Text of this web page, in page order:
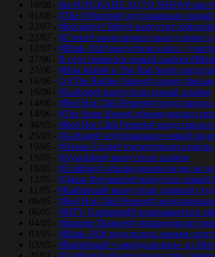
10/08 - На #UPGRADE AUTO SHOW#
01/08 - #The Offspring# опубликовали новый
22/07 - #Rockabye! Baby# выпустит
22/07 - #Стинг# анонсировал выход нового
12/07 - #Blink-182# выпустили клип с
27/06 - В сети появился новый альбом
27/06 - #Ник Кейв# и The Bad Seeds
16/06 - О #The Rolling Stones# снимут фильм
16/06 - #Garbage# выпустили новый альбом
14/06 - #Red Hot Chili Peppers# представили
14/06 - #The Stone Roses# обнародовали
30/05 - #Red Hot Chili Peppers#
25/05 - #Garbage# опубликовали новый
19/05 - #Океан Ельзи# презентовали альбом
19/05 - #АукцЫон# выпустили альбом
18/05 - #Coldplay# обнародовали видео на
12/05 - #Джон Фрушанте# выпустил новый
11/05 - #Radiohead# выпустили девятый
06/05 - #Red Hot Chili Peppers#
06/05 - #MTV Unplugged# возвращается в
04/05 - #Imagine Dragons# обнародовали
03/05 - #Blink-182# поделились новым
03/05 - #Radiohead# «самоудалились» из